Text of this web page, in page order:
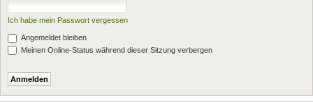
Ich habe mein Passwort vergessen
Angemeldet bleiben
Meinen Online-Status während dieser Sitzung verbergen